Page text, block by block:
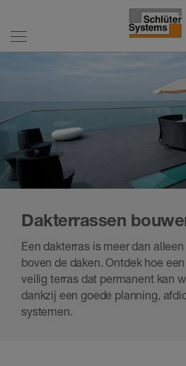
Dakterrassen
Een dakterras is meer dan
boven de daken. Ontdek hoe
veilig terras dat permanent kan
dankzij een goede planning,
systemen.